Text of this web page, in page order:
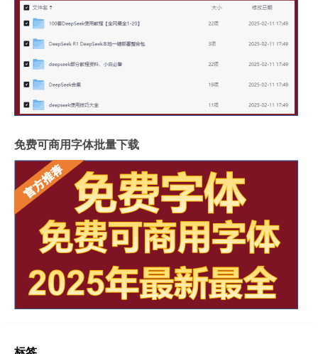
免费可商用字体批量下载